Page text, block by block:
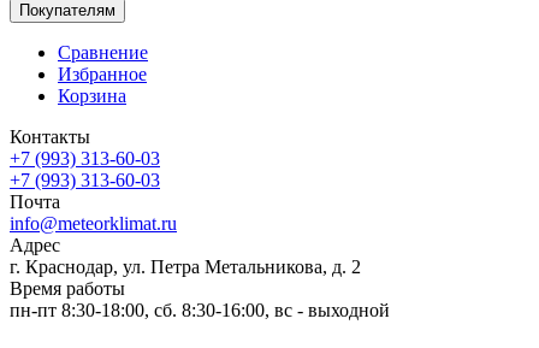
Покупателям
Сравнение
Избранное
Корзина
Контакты
+7 (993) 313-60-03
+7 (993) 313-60-03
Почта
info@meteorklimat.ru
Адрес
г. Краснодар, ул. Петра Метальникова, д. 2
Время работы
пн-пт 8:30-18:00, сб. 8:30-16:00, вс - выходной